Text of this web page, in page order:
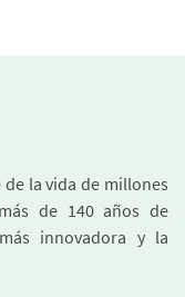
la vida de millones
de 140 años de
innovadora y la